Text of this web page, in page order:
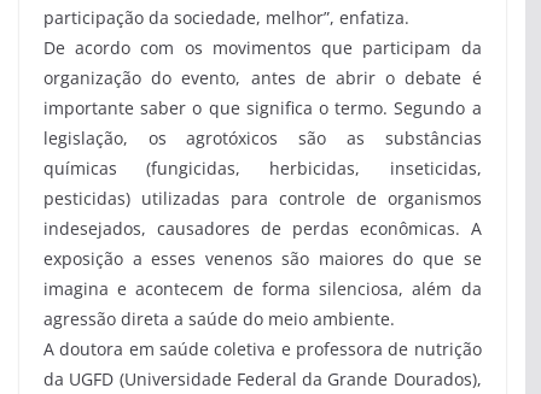
participação da sociedade, melhor”, enfatiza.
De acordo com os movimentos que participam da
organização do evento, antes de abrir o debate é
importante saber o que significa o termo. Segundo a
legislação, os agrotóxicos são as substâncias
químicas (fungicidas, herbicidas, inseticidas,
pesticidas) utilizadas para controle de organismos
indesejados, causadores de perdas econômicas. A
exposição a esses venenos são maiores do que se
imagina e acontecem de forma silenciosa, além da
agressão direta a saúde do meio ambiente.
A doutora em saúde coletiva e professora de nutrição
da UGFD (Universidade Federal da Grande Dourados),